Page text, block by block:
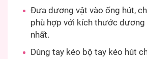
Đưa dương vật vào ống hút,
phù hợp với kích thước dương
nhất.
Dùng tay kéo bộ tay kéo hút